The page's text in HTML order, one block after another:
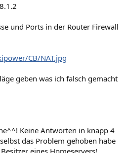
und Ports in der Router Firewall
CB/NAT.jpg
geben was ich falsch gemacht
Keine Antworten in knapp 4
das Problem gehoben habe
eines Homeservers!